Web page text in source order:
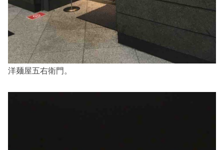
洋麺屋五右衛門。